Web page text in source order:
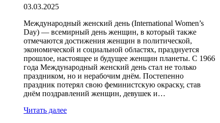
03.03.2025
Международный женский день (International Women’s
Day) — всемирный день женщин, в который также
отмечаются достижения женщин в политической,
экономической и социальной областях, празднуется
прошлое, настоящее и будущее женщин планеты. С 1966
года Международный женский день стал не только
праздником, но и нерабочим днём. Постепенно
праздник потерял свою феминистскую окраску, став
днём поздравлений женщин, девушек и…
Читать далее